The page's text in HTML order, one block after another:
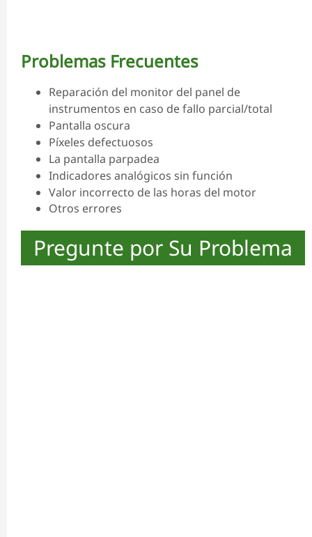
Problemas Frecuentes
Reparación del monitor del panel de
instrumentos en caso de fallo parcial/total
Pantalla oscura
Píxeles defectuosos
La pantalla parpadea
Indicadores analógicos sin función
Valor incorrecto de las horas del motor
Otros errores
Pregunte por Su Problema